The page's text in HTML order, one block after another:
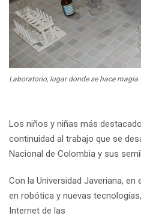
Laboratorio, lugar donde se hace magia.
Los niños y niñas más
continuidad al trabajo que se
Nacional de Colombia y sus
Con la Universidad Javeriana,
en robótica y nuevas
Internet de las